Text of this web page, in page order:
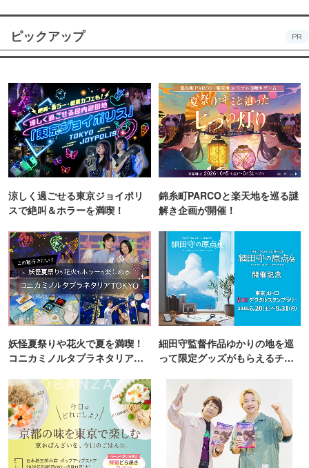
ピックアップ PR
涼しく過ごせる東京ジョイポリ
スで絶叫＆ホラーを満喫！
錦糸町PARCOと楽天地を巡る謎
解き企画が開催！
妖怪夏祭りや花火で夏を満喫！
コニカミノルタプラネタリア
細田守監督作品ゆかりの地を巡
って限定グッズがもらえるチャ